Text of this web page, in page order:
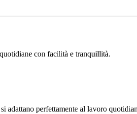
con facilità e tranquillità.
adattano perfettamente al lavoro